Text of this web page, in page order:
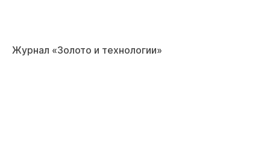
Журнал «Золото и технологии»